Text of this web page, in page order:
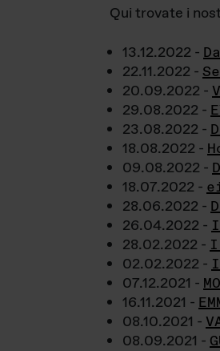
Qui trovate i
13.12.2022 -
22.11.2022 -
20.09.2022 -
29.08.2022 -
23.08.2022 -
18.08.2022 -
09.08.2022 -
18.07.2022 -
28.06.2022 -
26.04.2022 -
28.02.2022 - I
02.02.2022 -
07.12.2021 -
16.11.2021 -
08.10.2021 -
08.09.2021 -